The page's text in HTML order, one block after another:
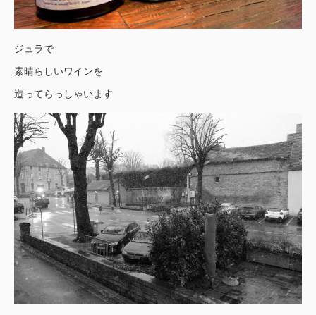
ジュラで
素晴らしいワインを
造ってらっしゃいます